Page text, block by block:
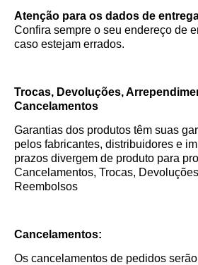
Atenção para os dados de
Confira sempre o seu endereço de
caso estejam errados.
Trocas, Devoluções,
Cancelamentos
Garantias dos produtos têm suas
pelos fabricantes, distribuidores e
prazos divergem de produto para
Cancelamentos, Trocas,
Reembolsos
Cancelamentos:
Os cancelamentos de pedidos